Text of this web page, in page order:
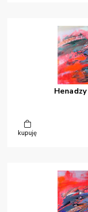
Henadzy
kupuję